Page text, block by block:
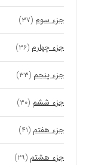
جزء سوم (۳۷)
جزء چهارم (۳۶)
جزء پنجم (۳۳)
جزء ششم (۳۰)
جزء هفتم (۴۱)
جزء هشتم (۲۹)